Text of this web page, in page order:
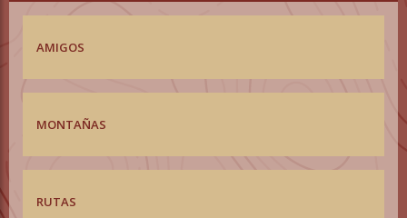
AMIGOS
MONTAÑAS
RUTAS